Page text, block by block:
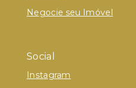
Negocie seu Imóvel
Social
Instagram